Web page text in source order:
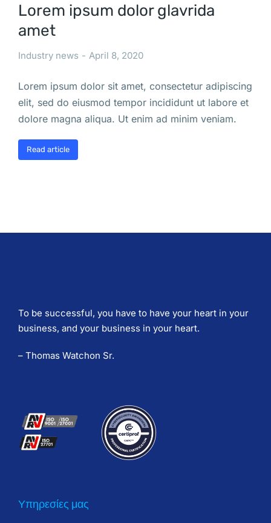
Lorem ipsum dolor glavrida
amet
Industry news April 8, 2020
Lorem ipsum dolor sit amet, consectetur adipiscing
elit, sed do eiusmod tempor incididunt ut labore et
dolore magna aliqua. Ut enim ad minim veniam.
Read article
To be successful, you have to have your heart in your
business, and your business in your heart.
– Thomas Watchon Sr.
Υπηρεσίες μας